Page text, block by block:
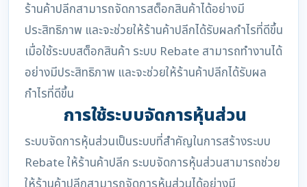
ร้านค้าปลีกสามารถจัดการสต็อกสินค้าได้อย่างมี
ประสิทธิภาพ และจะช่วยให้ร้านค้าปลีกได้รับผลกำไรที่ดีขึ้น
เมื่อใช้ระบบสต็อกสินค้า ระบบ Rebate สามารถทำงานได้
อย่างมีประสิทธิภาพ และจะช่วยให้ร้านค้าปลีกได้รับผล
กำไรที่ดีขึ้น
การใช้ระบบจัดการหุ้นส่วน
ระบบจัดการหุ้นส่วนเป็นระบบที่สำคัญในการสร้างระบบ
Rebate ให้ร้านค้าปลีก ระบบจัดการหุ้นส่วนสามารถช่วย